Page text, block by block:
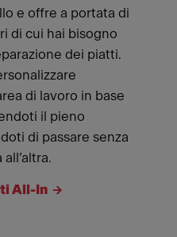
e offre a portata di
di cui hai bisogno
dei piatti.
di lavoro in base
il pieno
di passare senza
All-In